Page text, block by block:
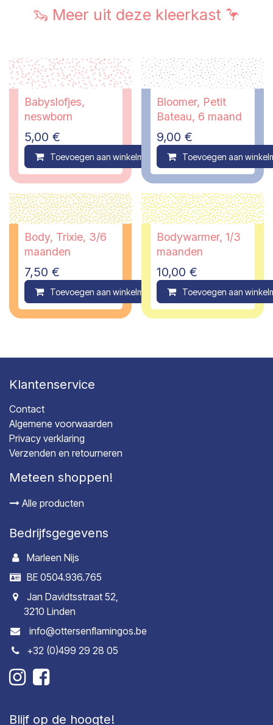
🦦 Meer uit deze kleerkast 🦩
Babyslofjes,
neswborn
5,00 €
Toevoegen aan winkelmandje Compare
Bloomer, Petit
Bateau, 6 maand
9,00 €
Toevoegen aan
Body, Trixie, 3/6
maanden
7,50 €
Toevoegen aan winkelmandje Compare
Bodywarmer, 1/3
maanden
10,00 €
Toevoegen aan
Klantenservice
Contact
Algemene voorwaarden
Privacy verklaring
Verzenden en retourneren
Meteen shoppen!
Alle producten
Bedrijfsgegevens
Marleen Nijs
BE 0504.936.765
Jan Davidtsstraat 52,
3210 Linden
info@ottersenflamingos.be
+32 (0)499 29 28 05
Blijf op de hoogte!